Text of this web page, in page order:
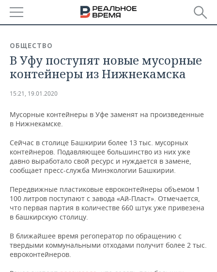
БАШКОРТОСТАН
ТАТАРСТАН
НОВОСТИ
АНАЛИТИКА
ДЕКЛАРАЦИИ О ДОХОДАХ
КОРОЛИ ГОСЗАКАЗА ПФО
ВУЗЫ ТАТАРСТАНА
КОМУ ПРИНАДЛЕЖАТ
ТОРГОВЫЕ ЦЕНТРЫ
ТАТАРСТАНА
НОВОСТИ ЭКОНОМИКИ
ФИНАНСЫ
БАНКИ
БЮДЖЕТ
ИНВЕСТИЦИИ
ПРОМЫШЛЕННОСТЬ
НОВОСТИ
ПРОМЫШЛЕННОСТИ
АГРОПРОМ
МАШИНОСТРОЕНИЕ
НЕФТЕХИМИЯ
НЕФТЬ
НЕДВИЖИМОСТЬ
НОВОСТИ НЕДВИЖИМОСТИ
АВТО
НОВОСТИ АВТО
БИЗНЕС
НОВОСТИ БИЗНЕСА
РОЗНИЧНАЯ ТОРГОВЛЯ
ТРАНСПОРТ
ТЕХНОЛОГИИ
НОВОСТИ ТЕХНОЛОГИЙ
IT
МЕРОПРИЯТИЯ
НОВОСТИ МЕРОПРИЯТИЙ
СПОРТ
ОБЩЕСТВО
В Уфу поступят новые мусорные
контейнеры из Нижнекамска
15:21, 19.01.2020
Мусорные контейнеры в Уфе заменят на произведенные
в Нижнекамске.
Сейчас в столице Башкирии более 13 тыс. мусорных
контейнеров. Подавляющее большинство из них уже
давно выработало свой ресурс и нуждается в замене,
сообщает пресс-служба Минэкологии Башкирии.
Передвижные пластиковые евроконтейнеры объемом 1
100 литров поступают с завода «Ай-Пласт». Отмечается,
что первая партия в количестве 660 штук уже привезена
в башкирскую столицу.
В ближайшее время регоператор по обращению с
твердыми коммунальными отходами получит более 2 тыс.
евроконтейнеров.